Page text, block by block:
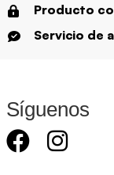
Producto
Servicio de
Síguenos